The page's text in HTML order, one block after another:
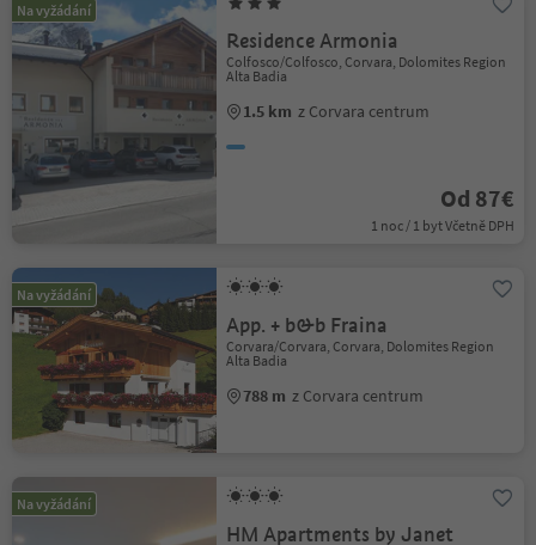
Na vyžádání
Residence Armonia
Colfosco/Colfosco, Corvara, Dolomites Region
Alta Badia
1.5 km z Corvara centrum
Od 87€
1 noc / 1 byt Včetně DPH
Na vyžádání
App. + b&b Fraina
Corvara/Corvara, Corvara, Dolomites Region
Alta Badia
788 m z Corvara centrum
Na vyžádání
HM Apartments by Janet